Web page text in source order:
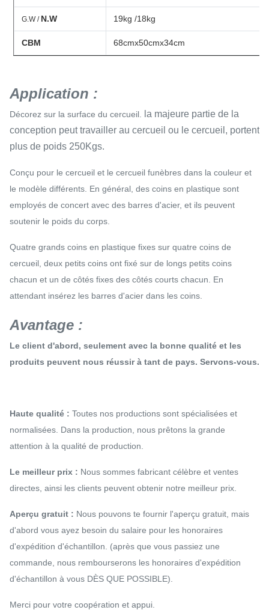
G.W / N.W 19kg /18kg
CBM 68cmx50cmx34cm
Application :
Décorez sur la surface du cercueil.
la majeure partie de la
conception peut travailler au cercueil ou le cercueil, portent
plus de poids 250Kgs.
Conçu pour le cercueil et le cercueil funèbres dans la couleur et
le modèle différents. En général, des coins en plastique sont
employés de concert avec des barres d'acier, et ils peuvent
soutenir le poids du corps.
Quatre grands coins en plastique fixes sur quatre coins de
cercueil, deux petits coins ont fixé sur de longs petits coins
chacun et un de côtés fixes des côtés courts chacun. En
attendant insérez les barres d'acier dans les coins.
Avantage :
Le client d'abord, seulement avec la bonne qualité et les
produits peuvent nous réussir à tant de pays. Servons-vous.
Haute qualité : Toutes nos productions sont spécialisées et
normalisées. Dans la production, nous prêtons la grande
attention à la qualité de production.
Le meilleur prix : Nous sommes fabricant célèbre et ventes
directes, ainsi les clients peuvent obtenir notre meilleur prix.
Aperçu gratuit : Nous pouvons te fournir l'aperçu gratuit, mais
d'abord vous ayez besoin du salaire pour les honoraires
d'expédition d'échantillon. (après que vous passiez une
commande, nous rembourserons les honoraires d'expédition
d'échantillon à vous DÈS QUE POSSIBLE).
Merci pour votre coopération et appui.